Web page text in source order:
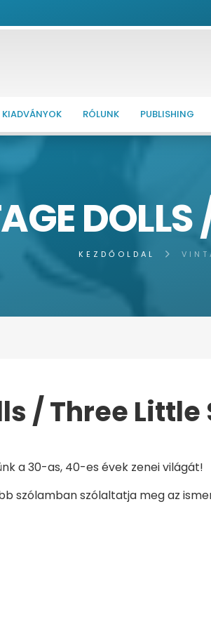
KIADVÁNYOK RÓLUNK PUBLISHING
DOLLS
KEZDŐOLDAL
/ Three Little
a 30-as, 40-es évek zenei világát!
szólamban szólaltatja meg az